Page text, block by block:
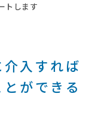
トします
入すれば
ができる